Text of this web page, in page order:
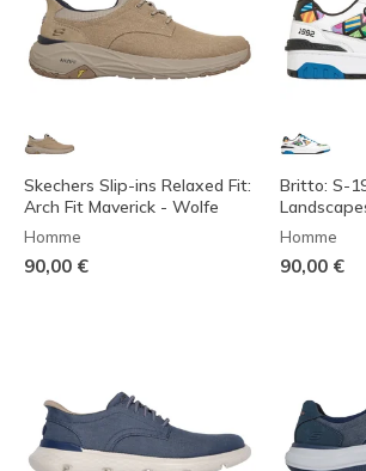
Skechers Slip-ins Relaxed Fit:
Arch Fit Maverick - Wolfe
Homme
90,00 €
Britto: S-
Homme
90,00 €